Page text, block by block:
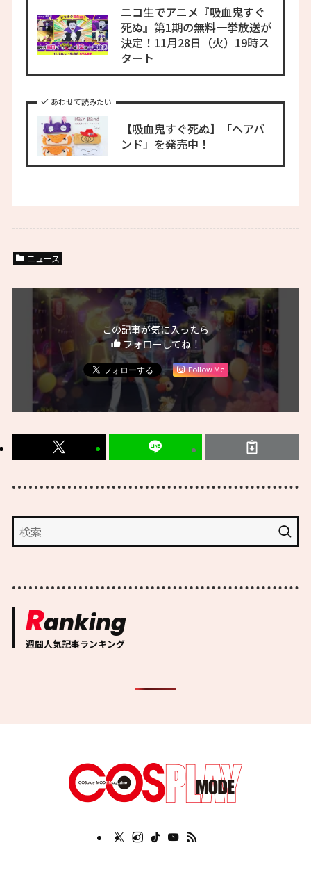
ニコ生でアニメ『吸血鬼すぐ
死ぬ』第1期の無料一挙放送が
決定！11月28日（火）19時ス
タート
あわせて読みたい
【吸血鬼すぐ死ぬ】「ヘアバ
ンド」を発売中！
ニュース
この記事が気に入ったら
フォローしてね！
Follow Me
Ranking
週間人気記事ランキング